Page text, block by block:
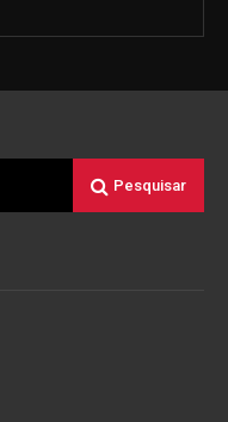
Pesquisar